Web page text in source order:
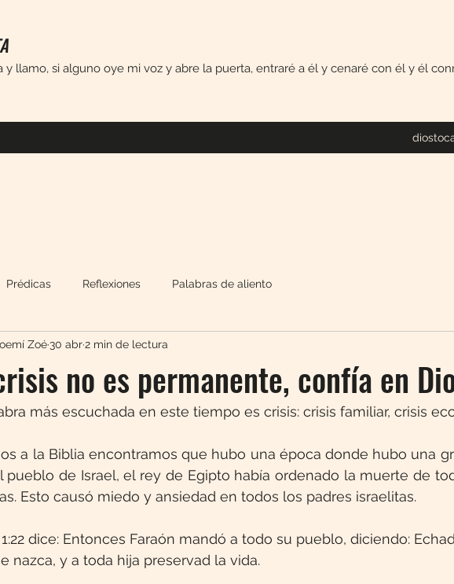
y llamo, si alguno oye mi voz y abre la puerta, entraré a él y cenaré con él y él
Prédicas Reflexiones Palabras de aliento
no es permanente, confía en
Zoé30 abr2 min de lectura
más escuchada en este tiempo es crisis: crisis familiar, crisis
a la Biblia encontramos que hubo una época donde hubo una
pueblo de Israel, el rey de Egipto había ordenado la muerte de
Esto causó miedo y ansiedad en todos los padres israelitas.
dice: Entonces Faraón mandó a todo su pueblo, diciendo:
nazca, y a toda hija preservad la vida.